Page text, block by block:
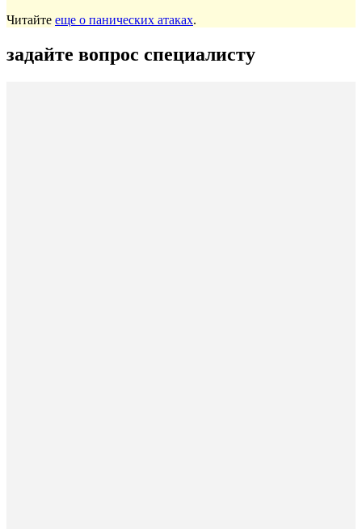
Читайте еще о панических атаках.
задайте вопрос специалисту